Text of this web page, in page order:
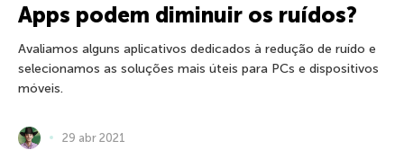
Apps podem diminuir os ruídos?
Avaliamos alguns aplicativos dedicados à redução de ruído e
selecionamos as soluções mais úteis para PCs e dispositivos
móveis.
29 abr 2021